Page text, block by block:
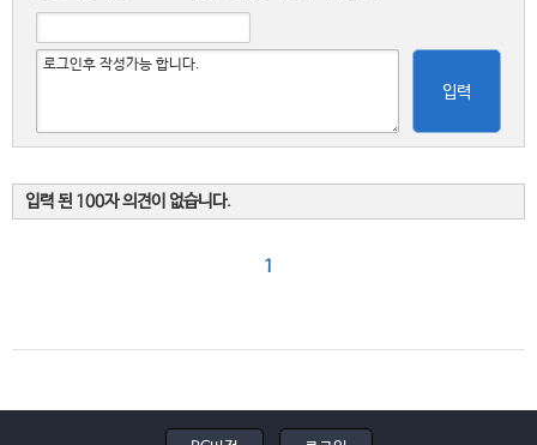
입력
입력 된 100자 의견이 없습니다.
1